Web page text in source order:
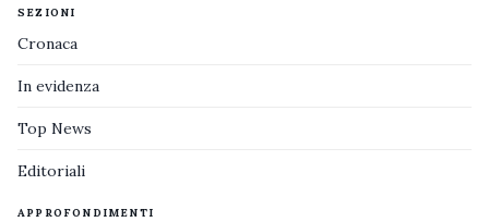
SEZIONI
Cronaca
In evidenza
Top News
Editoriali
APPROFONDIMENTI